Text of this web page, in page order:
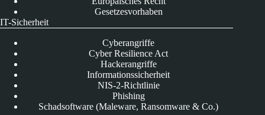
Gesetzesvorhaben
IT-Sicherheit
Cyberangriffe
Cyber Resilience Act
Hackerangriffe
Informationssicherheit
NIS-2-Richtlinie
Phishing
Schadsoftware (Maleware, Ransomware & Co.)